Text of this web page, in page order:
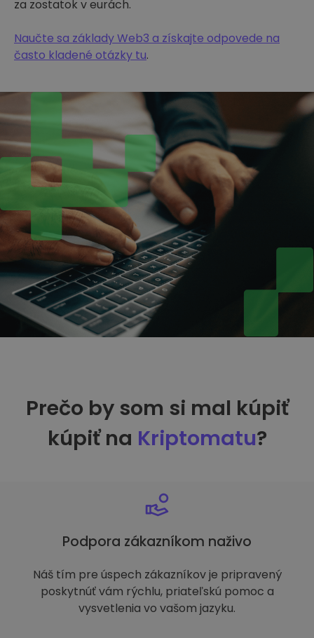
za zostatok v eurách.
Naučte sa základy Web3 a získajte odpovede na
často kladené otázky tu.
Prečo by som si mal kúpiť
kúpiť na Kriptomatu?
Podpora zákazníkom naživo
Náš tím pre úspech zákazníkov je pripravený
poskytnúť vám rýchlu, priateľskú pomoc a
vysvetlenia vo vašom jazyku.